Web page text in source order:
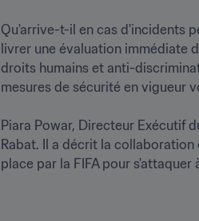
Qu'arrive-t-il en cas d'incidents
livrer une évaluation immédiate
droits humains et anti-
mesures de sécurité en vigueur
Piara Powar, Directeur Exécutif
Rabat. Il a décrit la
place par la FIFA pour